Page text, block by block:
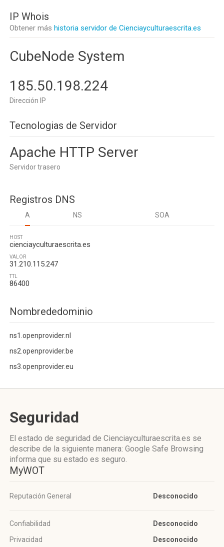
IP Whois
Obtener más historia servidor de Cienciayculturaescrita.es
CubeNode System
185.50.198.224
Dirección IP
Tecnologias de Servidor
Apache HTTP Server
Servidor trasero
Registros DNS
A NS SOA
HOST
cienciayculturaescrita.es
VALOR
31.210.115.247
TTL
86400
Nombrededominio
ns1.openprovider.nl
ns2.openprovider.be
ns3.openprovider.eu
Seguridad
El estado de seguridad de Cienciayculturaescrita.es se
describe de la siguiente manera: Google Safe Browsing
informa que su estado es seguro.
MyWOT
Reputación General Desconocido
Confiabilidad
Desconocido
Privacidad
Desconocido